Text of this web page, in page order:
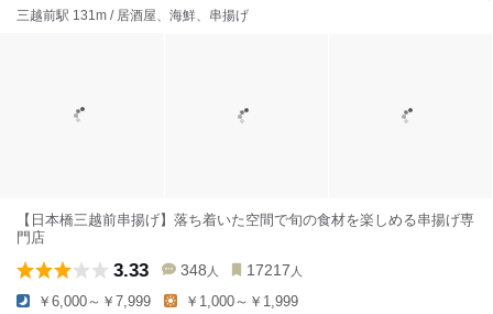
三越前駅 131m / 居酒屋、海鮮、串揚げ
【日本橋三越前串揚げ】落ち着いた空間で旬の食材を楽しめる串揚げ専
門店
3.33 348 人 17217 人
￥6,000～￥7,999 ￥1,000～￥1,999